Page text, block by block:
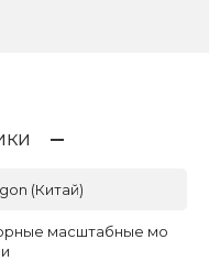
(Китай)
масштабные мо